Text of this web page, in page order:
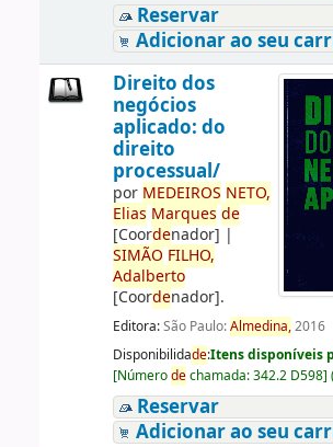
Reservar
Adicionar ao seu
Direito dos
negócios
aplicado: do
direito
processual/
por MEDEIROS NETO,
Elias Marques de
[Coordenador] |
SIMÃO FILHO,
Adalberto
[Coordenador].
Editora:São Paulo:Almedina,2016
Disponibilidade:Itens disponíveis
[Númerodechamada:342.2 D598]
Reservar
Adicionar ao seu